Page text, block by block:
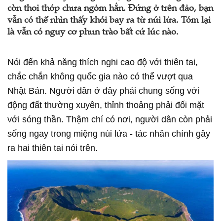
còn thoi thóp chưa ngỏm hẳn. Đứng ở trên đảo, bạn
vẫn có thể nhìn thấy khói bay ra từ núi lửa. Tóm lại
là vẫn có nguy cơ phun trào bất cứ lúc nào.
Nói đến khả năng thích nghi cao độ với thiên tai,
chắc chắn không quốc gia nào có thể vượt qua
Nhật Bản. Người dân ở đây phải chung sống với
động đất thường xuyên, thỉnh thoảng phải đối mặt
với sóng thần. Thậm chí có nơi, người dân còn phải
sống ngay trong miệng núi lửa - tác nhân chính gây
ra hai thiên tai nói trên.